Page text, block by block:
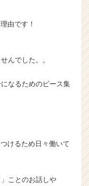
由です！
んでした。。
なるためのピース集
けるため日々働いて
ことのお話しや